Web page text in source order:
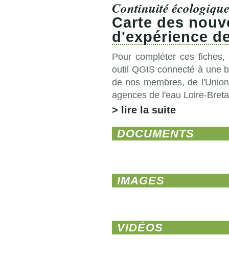
Continuité écologique
Carte des
d'expérience
Pour compléter ces
outil QGIS connecté à une
de nos membres, de
agences de l'eau Loire-
> lire la suite
DOCUMENTS
IMAGES
VIDÉOS